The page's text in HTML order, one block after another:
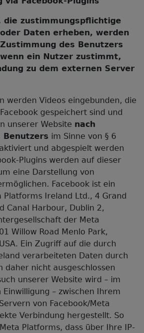
die zustimmungspflichtige
Daten erheben, werden
des Benutzers
ein Nutzer zustimmt,
zu dem externen Server
werden Videos eingebunden, die
gespeichert sind und
unserer Website nach
Benutzers im Sinne von § 6
und abgespielt werden
Plugins werden auf dieser
eine Darstellung von
Facebook ist ein
Platforms Ireland Ltd., 4 Grand
Canal Harbour, Dublin 2,
der Meta
Willow Road Menlo Park,
Ein Zugriff auf die durch
verarbeiteten Daten durch
daher nicht ausgeschlossen
unserer Website wird – im
Einwilligung – zwischen Ihrem
von Facebook/Meta
Verbindung hergestellt. So
Platforms, dass über Ihre IP-